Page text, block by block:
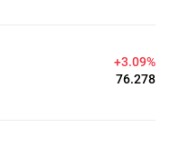
+3.09%
76.277